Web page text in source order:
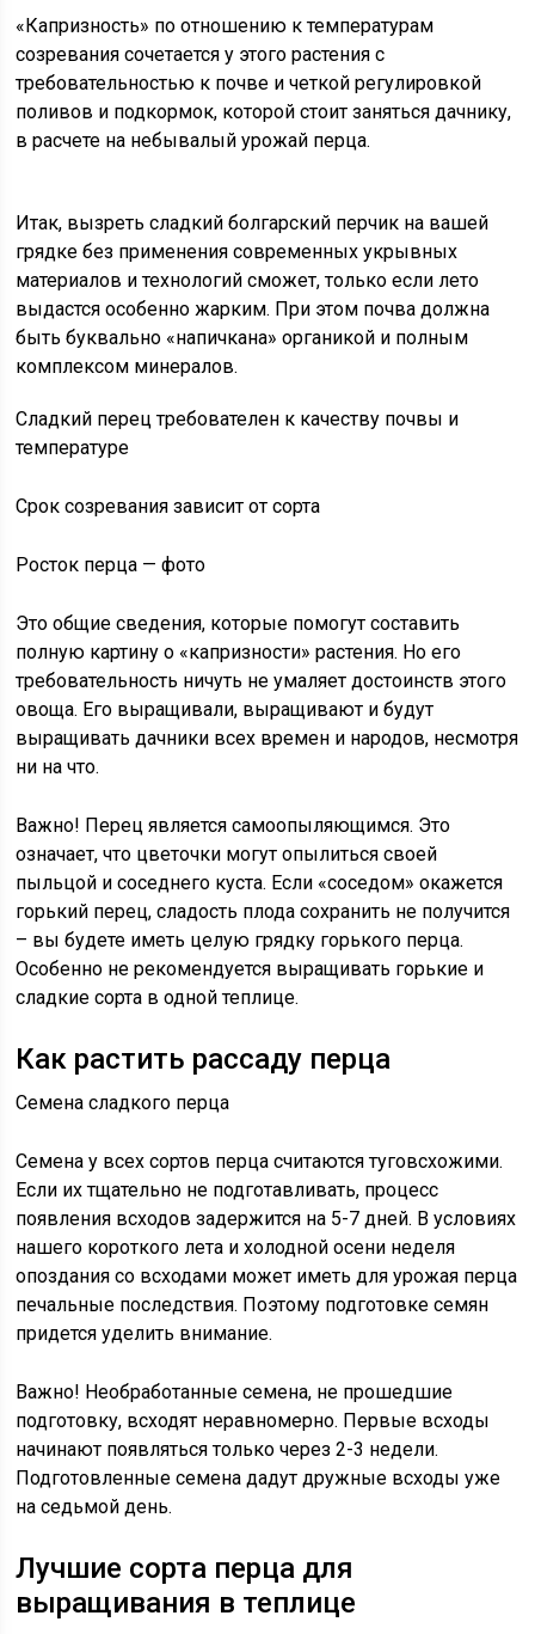
«Капризность» по отношению к температурам
созревания сочетается у этого растения с
требовательностью к почве и четкой регулировкой
поливов и подкормок, которой стоит заняться дачнику,
в расчете на небывалый урожай перца.
Итак, вызреть сладкий болгарский перчик на вашей
грядке без применения современных укрывных
материалов и технологий сможет, только если лето
выдастся особенно жарким. При этом почва должна
быть буквально «напичкана» органикой и полным
комплексом минералов.
Сладкий перец требователен к качеству почвы и
температуре
Срок созревания зависит от сорта
Росток перца — фото
Это общие сведения, которые помогут составить
полную картину о «капризности» растения. Но его
требовательность ничуть не умаляет достоинств этого
овоща. Его выращивали, выращивают и будут
выращивать дачники всех времен и народов, несмотря
ни на что.
Важно! Перец является самоопыляющимся. Это
означает, что цветочки могут опылиться своей
пыльцой и соседнего куста. Если «соседом» окажется
горький перец, сладость плода сохранить не получится
– вы будете иметь целую грядку горького перца.
Особенно не рекомендуется выращивать горькие и
сладкие сорта в одной теплице.
Как растить рассаду перца
Семена сладкого перца
Семена у всех сортов перца считаются туговсхожими.
Если их тщательно не подготавливать, процесс
появления всходов задержится на 5-7 дней. В условиях
нашего короткого лета и холодной осени неделя
опоздания со всходами может иметь для урожая перца
печальные последствия. Поэтому подготовке семян
придется уделить внимание.
Важно! Необработанные семена, не прошедшие
подготовку, всходят неравномерно. Первые всходы
начинают появляться только через 2-3 недели.
Подготовленные семена дадут дружные всходы уже
на седьмой день.
Лучшие сорта перца для
выращивания в теплице